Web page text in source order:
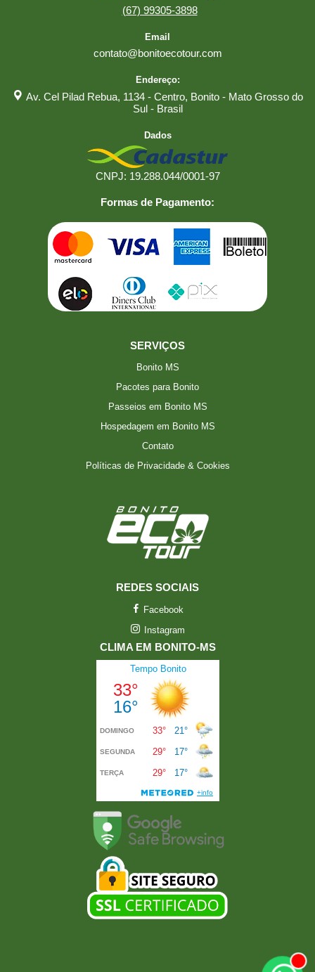
(67) 99305-3898
Email
contato@bonitoecotour.com
Endereço:
Av. Cel Pilad Rebua, 1134 - Centro, Bonito - Mato Grosso do
Sul - Brasil
Dados
CNPJ: 19.288.044/0001-97
Formas de Pagamento:
SERVIÇOS
Bonito MS
Pacotes para Bonito
Passeios em Bonito MS
Hospedagem em Bonito MS
Contato
Políticas de Privacidade & Cookies
REDES SOCIAIS
Facebook
Instagram
CLIMA EM BONITO-MS